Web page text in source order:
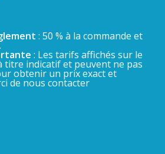
: 50 % à la commande et
: Les tarifs affichés sur le
titre indicatif et peuvent ne pas
obtenir un prix exact et
de nous contacter